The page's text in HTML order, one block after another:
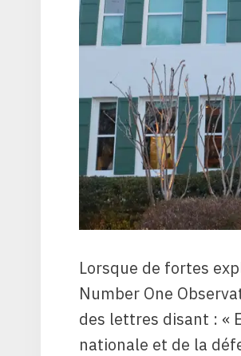
Lorsque de fortes
Number One
des lettres disant : «
nationale et de la